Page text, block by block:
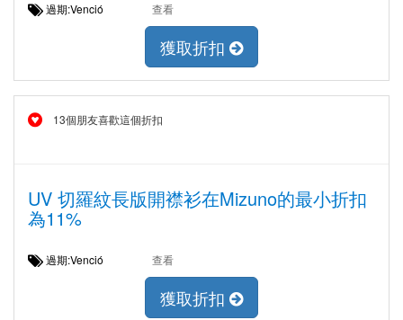
過期:Venció 查看
獲取折扣
13個朋友喜歡這個折扣
UV 切羅紋長版開襟衫在Mizuno的最小折扣
為11%
過期:Venció 查看
獲取折扣